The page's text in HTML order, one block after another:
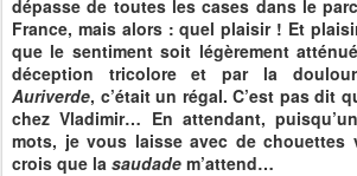
dépasse de toutes les cases dans le
France, mais alors : quel plaisir ! Et
que le sentiment soit légèrement
déception tricolore et par la
Auriverde, c’était un régal. C’est pas dit
chez Vladimir… En attendant,
mots, je vous laisse avec de chouettes
crois que la saudade m’attend…